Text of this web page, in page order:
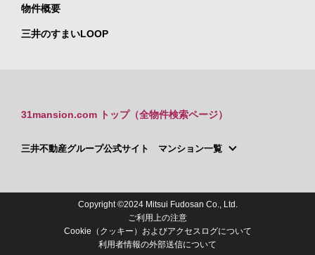
物件概要
三井のすまいLOOP
31mansion.com トップ（全物件検索ページ）
三井不動産グループ公式サイト マンション一覧
Copyright ©2024 Mitsui Fudosan Co., Ltd.
ご利用上の注意
Cookie（クッキー）およびアクセスログについて
利用者情報の外部送信について